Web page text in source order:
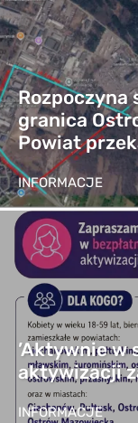
Rozpoczyna
granica
Powiat
INFORMACJE
’Aktywnie w
aktywizacji
INFORMACJE